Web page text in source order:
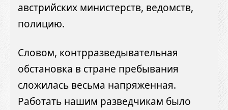
австрийских министерств, ведомств,
полицию.
Словом, контрразведывательная
обстановка в стране пребывания
сложилась весьма напряженная.
Работать нашим разведчикам было